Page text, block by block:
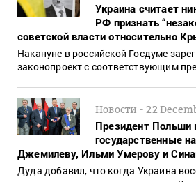
Украина считает
РФ признать
советской власти относительно
Накануне в российской Госдуме
законопроект с соответствующим
Новости -22
Президент Польши
государственные
Джемилеву, Ильми Умерову и
Дуда добавил, что когда Украина